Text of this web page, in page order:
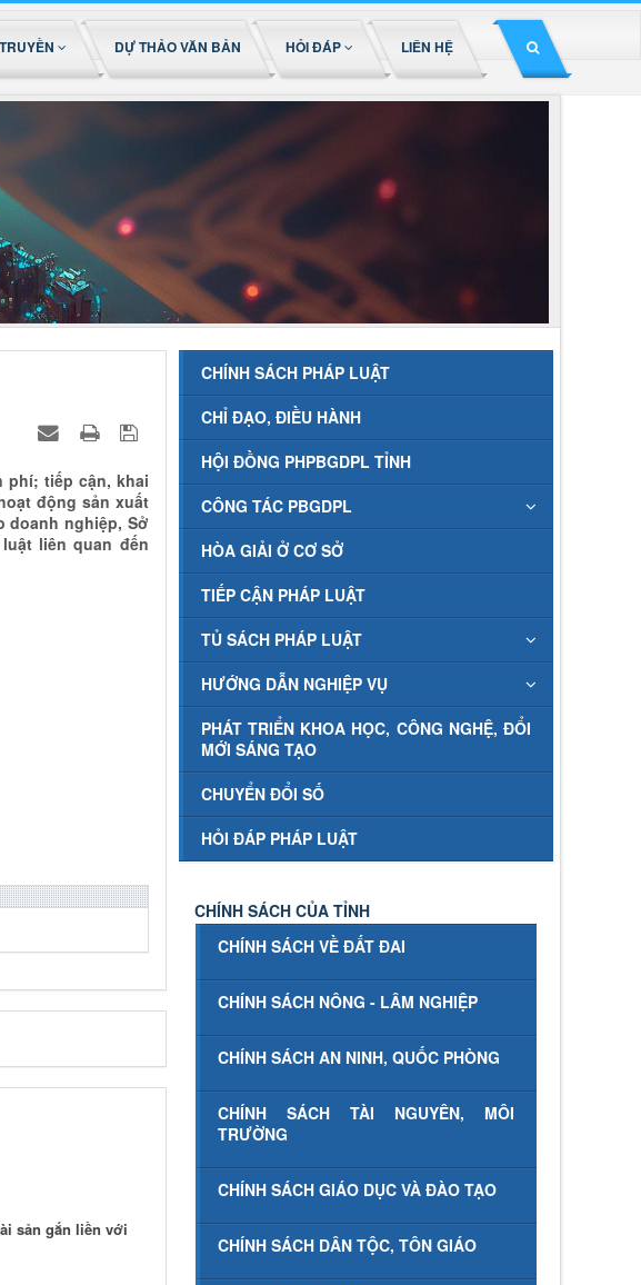
DỰ THẢO VĂN BẢN HỎI ĐÁP LIÊN HỆ
phí; tiếp cận, khai
động sản xuất
doanh nghiệp, Sở
liên quan đến
sản gắn liền với
CHÍNH SÁCH PHÁP LUẬT
CHỈ ĐẠO, ĐIỀU HÀNH
HỘI ĐỒNG PHPBGDPL TỈNH
CÔNG TÁC PBGDPL
HÒA GIẢI Ở CƠ SỞ
TIẾP CẬN PHÁP LUẬT
TỦ SÁCH PHÁP LUẬT
HƯỚNG DẪN NGHIỆP VỤ
PHÁT TRIỂN KHOA HỌC, CÔNG NGHỆ, ĐỔI
MỚI SÁNG TẠO
CHUYỂN ĐỔI SỐ
HỎI ĐÁP PHÁP LUẬT
CHÍNH SÁCH CỦA TỈNH
CHÍNH SÁCH VỀ ĐẤT ĐAI
CHÍNH SÁCH NÔNG - LÂM NGHIỆP
CHÍNH SÁCH AN NINH, QUỐC PHÒNG
CHÍNH SÁCH TÀI NGUYÊN, MÔI
TRƯỜNG
CHÍNH SÁCH GIÁO DỤC VÀ ĐÀO TẠO
CHÍNH SÁCH DÂN TỘC, TÔN GIÁO